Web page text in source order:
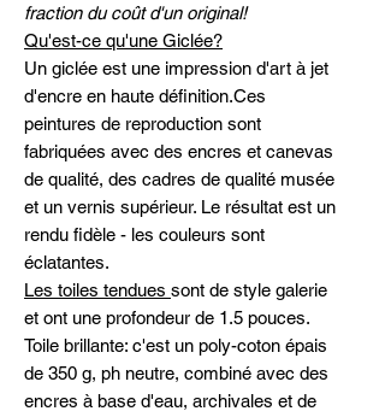
fraction du coût d'un original!
Qu'est-ce qu'une Giclée?
Un giclée est une impression d'art à jet
d'encre en haute définition.Ces
peintures de reproduction sont
fabriquées avec des encres et canevas
de qualité, des cadres de qualité musée
et un vernis supérieur. Le résultat est un
rendu fidèle - les couleurs sont
éclatantes.
Les toiles tendues sont de style galerie
et ont une profondeur de 1.5 pouces.
Toile brillante: c'est un poly-coton épais
de 350 g, ph neutre, combiné avec des
encres à base d'eau, archivales et de